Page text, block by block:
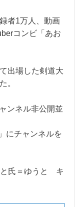
者1万人、動画
コンビ「あお
出場した剣道大
。
ンネル非公開並
にチャンネルを
氏＝ゆうと キ